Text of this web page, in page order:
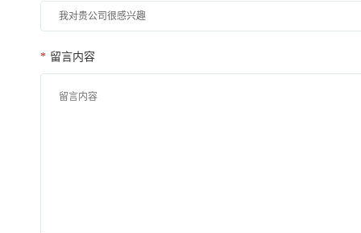
* 留言内容